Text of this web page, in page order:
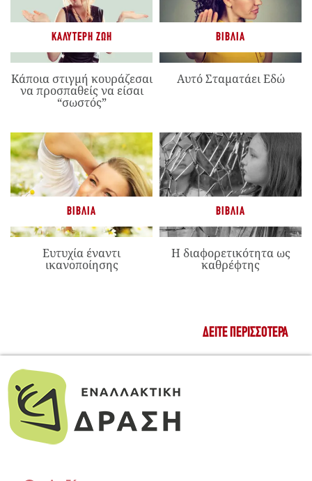
ΚΑΛΎΤΕΡΗ ΖΩΉ
Κάποια στιγμή κουράζεσαι
να προσπαθείς να είσαι
“σωστός”
ΒΙΒΛΊΑ
Αυτό Σταματάει Εδώ
ΒΙΒΛΊΑ
Ευτυχία έναντι
ικανοποίησης
ΒΙΒΛΊΑ
Η διαφορετικότητα ως
καθρέφτης
ΔΕΊΤΕ ΠΕΡΙΣΣΌΤΕΡΑ